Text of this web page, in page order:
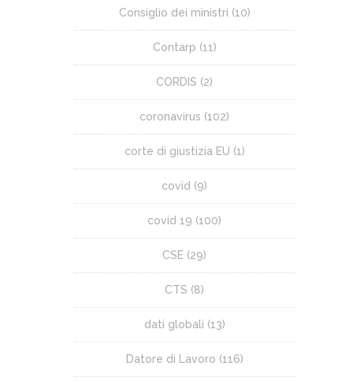
Consiglio dei ministri (10)
Contarp (11)
CORDIS (2)
coronavirus (102)
corte di giustizia EU (1)
covid (9)
covid 19 (100)
CSE (29)
CTS (8)
dati globali (13)
Datore di Lavoro (116)